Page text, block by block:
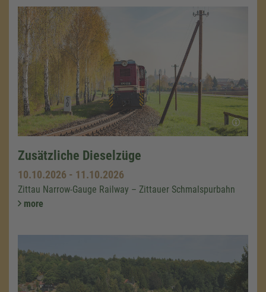
Zusätzliche Dieselzüge
10.10.2026 - 11.10.2026
Zittau Narrow-Gauge Railway – Zittauer Schmalspurbahn
more